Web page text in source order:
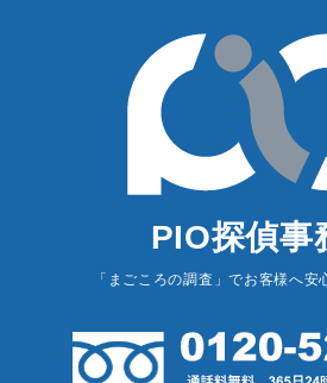
PIO探偵事
「まごころの調査」でお客様へ安